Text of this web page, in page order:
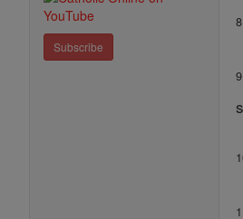
Subscribe
8
9